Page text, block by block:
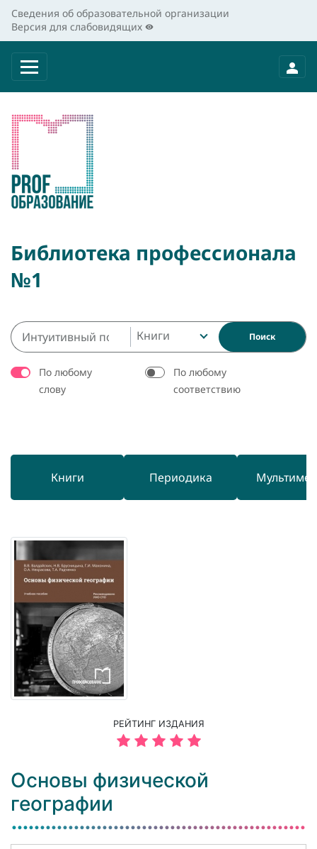
Сведения об образовательной организации
Версия для слабовидящих
Библиотека профессионала
№1
Книги Поиск
По любому
слову
По любому
соответствию
Книги Периодика
РЕЙТИНГ ИЗДАНИЯ
Основы физической
географии